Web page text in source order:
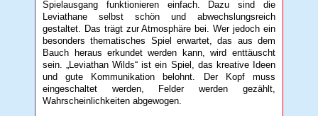
Spielausgang funktionieren einfach. Dazu sind die
Leviathane selbst schön und abwechslungsreich
gestaltet. Das trägt zur Atmosphäre bei. Wer jedoch ein
besonders thematisches Spiel erwartet, das aus dem
Bauch heraus erkundet werden kann, wird enttäuscht
sein. „Leviathan Wilds“ ist ein Spiel, das kreative Ideen
und gute Kommunikation belohnt. Der Kopf muss
eingeschaltet werden, Felder werden gezählt,
Wahrscheinlichkeiten abgewogen.